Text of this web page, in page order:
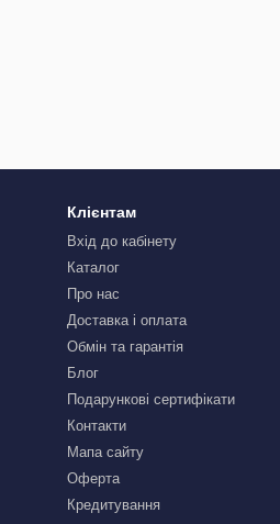
Клієнтам
Вхід до кабінету
Каталог
Про нас
Доставка і оплата
Обмін та гарантія
Блог
Подарункові сертифікати
Контакти
Мапа сайту
Оферта
Кредитування